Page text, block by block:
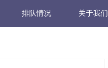
排队情况 关于我们